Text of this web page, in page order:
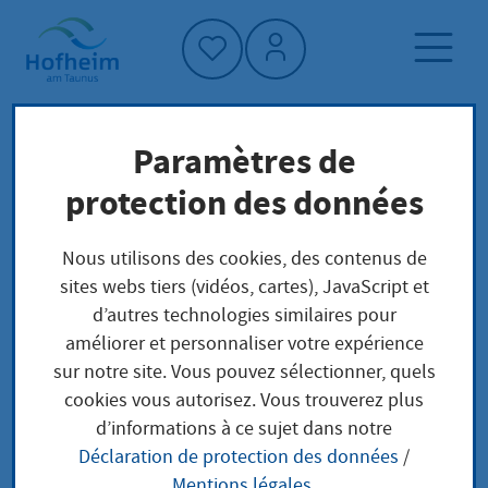
Accueil"
Page d'accueil
Trouver un service
Préoccupations locales
Genehmigung im vereinfachten Verfahren für
eine Anlage nach BImSchG beantragen
Genehmigung im
vereinfachten
Paramètres de
protection des données
Nous utilisons des cookies, des contenus de
sites webs tiers (vidéos, cartes), JavaScript et
d’autres technologies similaires pour
améliorer et personnaliser votre expérience
sur notre site. Vous pouvez sélectionner, quels
cookies vous autorisez. Vous trouverez plus
d’informations à ce sujet dans notre
Déclaration de protection des données /